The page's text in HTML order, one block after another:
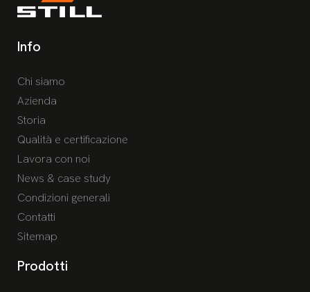
Info
Chi siamo
Azienda
Storia
Qualità e certificazione
Lavora con noi
News & case study
Condizioni generali
Contatti
Sitemap
Prodotti